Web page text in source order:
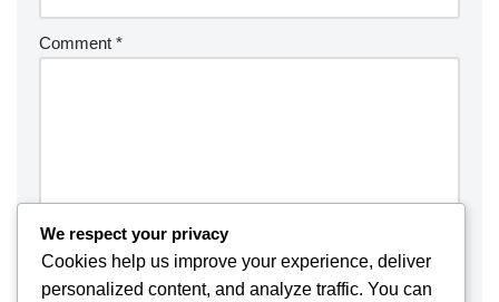
Comment *
We respect your privacy
Cookies help us improve your experience, deliver
personalized content, and analyze traffic. You can